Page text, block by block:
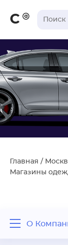
С
Главная /
Магазины
О